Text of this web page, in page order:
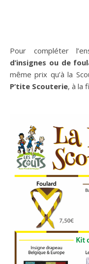
Pour compléter
d’insignes ou de
même prix qu’à la
P’tite Scouterie, à la